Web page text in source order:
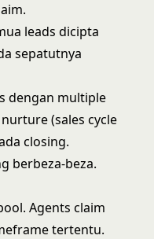
leads dicipta
sepatutnya
dengan multiple
(sales cycle
closing.
berbeza-beza.
Agents claim
tertentu.